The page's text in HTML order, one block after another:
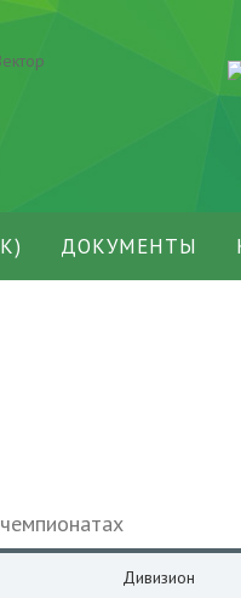
ДОКУМЕНТЫ
Дивизион